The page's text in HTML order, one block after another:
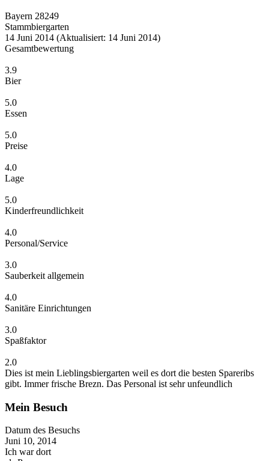
Bayern 28249
Stammbiergarten
14 Juni 2014 (Aktualisiert: 14 Juni 2014)
Gesamtbewertung
3.9
Bier
5.0
Essen
5.0
Preise
4.0
Lage
5.0
Kinderfreundlichkeit
4.0
Personal/Service
3.0
Sauberkeit allgemein
4.0
Sanitäre Einrichtungen
3.0
Spaßfaktor
2.0
Dies ist mein Lieblingsbiergarten weil es dort die besten Spareribs
gibt. Immer frische Brezn. Das Personal ist sehr unfeundlich
Mein Besuch
Datum des Besuchs
Juni 10, 2014
Ich war dort